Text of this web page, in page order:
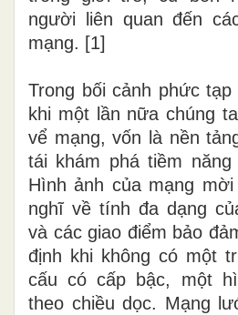
người liên quan đến
mạng. [1]
Trong bối cảnh phức
khi một lần nữa chúng
vể mạng, vốn là nền
tái khám phá tiềm
Hình ảnh của mạng
nghĩ về tính đa dạng
và các giao điểm bảo
định khi không có một
cấu có cấp bậc, một
theo chiều dọc. Mạng